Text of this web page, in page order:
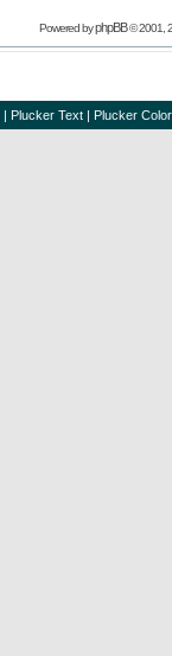
Powered byphpBB© 2001,
| Plucker Text | Plucker Color